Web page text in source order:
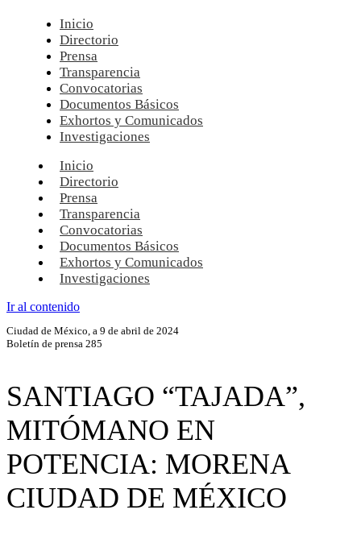
Inicio
Directorio
Prensa
Transparencia
Convocatorias
Documentos Básicos
Exhortos y Comunicados
Investigaciones
Inicio
Directorio
Prensa
Transparencia
Convocatorias
Documentos Básicos
Exhortos y Comunicados
Investigaciones
Ir al contenido
Ciudad de México, a 9 de abril de 2024
Boletín de prensa 285
SANTIAGO “TAJADA”,
MITÓMANO EN
POTENCIA: MORENA
CIUDAD DE MÉXICO